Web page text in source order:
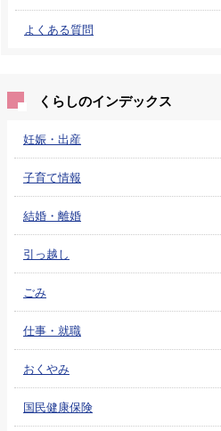
よくある質問
くらしのインデックス
妊娠・出産
子育て情報
結婚・離婚
引っ越し
ごみ
仕事・就職
おくやみ
国民健康保険